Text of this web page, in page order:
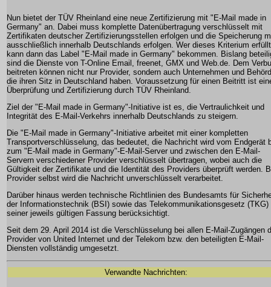
Nun bietet der TÜV Rheinland eine neue Zertifizierung mit "E-Mail made in
Germany" an. Dabei muss komplette Datenübertragung verschlüsselt mit
Zertifikaten deutscher Zertifizierungsstellen erfolgen und die Speicherung
ausschließlich innerhalb Deutschlands erfolgen. Wer dieses Kriterium
kann dann das Label "E-Mail made in Germany" bekommen. Bislang
sind die Dienste von T-Online Email, freenet, GMX und Web.de. Dem
beitreten können nicht nur Provider, sondern auch Unternehmen und
die ihren Sitz in Deutschland haben. Voraussetzung für einen Beitritt ist
Überprüfung und Zertifizierung durch TÜV Rheinland.
Ziel der "E-Mail made in Germany"-Initiative ist es, die Vertraulichkeit und
Integrität des E-Mail-Verkehrs innerhalb Deutschlands zu steigern.
Die "E-Mail made in Germany"-Initiative arbeitet mit einer kompletten
Transportverschlüsselung, das bedeutet, die Nachricht wird vom Endgerät
zum "E-Mail made in Germany"-E-Mail-Server und zwischen den E-Mail-
Servern verschiedener Provider verschlüsselt übertragen, wobei auch die
Gültigkeit der Zertifikate und die Identität des Providers überprüft werden.
Provider selbst wird die Nachricht unverschlüsselt verarbeitet.
Darüber hinaus werden technische Richtlinien des Bundesamts für
der Informationstechnik (BSI) sowie das Telekommunikationsgesetz (TKG)
seiner jeweils gültigen Fassung berücksichtigt.
Seit dem 29. April 2014 ist die Verschlüsselung bei allen E-Mail-Zugängen
Provider von United Internet und der Telekom bzw. den beteiligten E-Mail-
Diensten vollständig umgesetzt.
Verwandte Nachrichten: